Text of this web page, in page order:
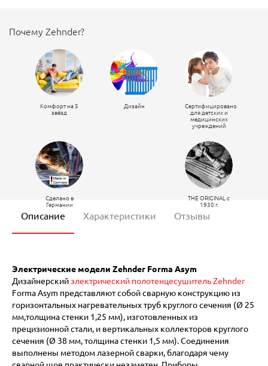
Почему Zehnder?
Комфорт на 5
звёзд
Дизайн
Сертифицировано
для детских и
медицинских
учреждений
Сделано в
Германии
THE ORIGINAL c
1930 г.
Описание Характеристики Отзывы
Электрические модели Zehnder Forma Asym
Дизайнерскийэлектрический полотенцесушитель Zehnder
Forma Asym представляют собой сварную конструкцию из
горизонтальных нагревательных труб круглого сечения (Ø 25
мм,толщина стенки 1,25 мм), изготовленных из
прецизионной стали, и вертикальных коллекторов круглого
сечения (Ø 38 мм, толщина стенки 1,5 мм). Соединения
выполнены методом лазерной сварки, благодаря чему